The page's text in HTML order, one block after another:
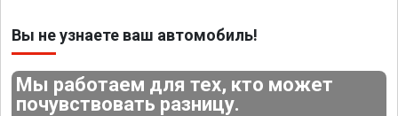
Вы не узнаете ваш автомобиль!
Мы работаем для тех, кто может
почувствовать разницу.